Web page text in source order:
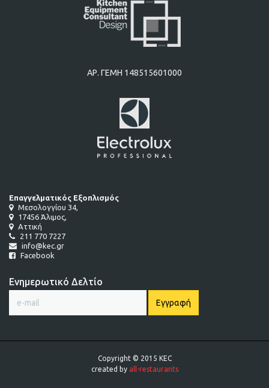
ΑΡ. ΓΕΜΗ 148515601000
Επαγγελματικός Εξοπλισμός
Μεσολογγίου 34,
17456 Άλιμος,
Αττική
211 770 7227
info@kec.gr
Facebook
Ενημερωτικό Δελτίο
Copyright © 2015 KEC
created by all-restaurants